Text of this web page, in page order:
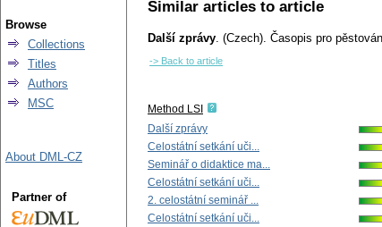
Similar articles to article
Další zprávy. (Czech). Časopis pro
-> Back to article
Method LSI
Další zprávy
Celostátní setkání uči...
Seminář o didaktice ma...
Celostátní setkání uči...
2. celostátní seminář ...
Celostátní setkání uči...
Browse
Collections
Titles
Authors
MSC
About DML-CZ
Partner of